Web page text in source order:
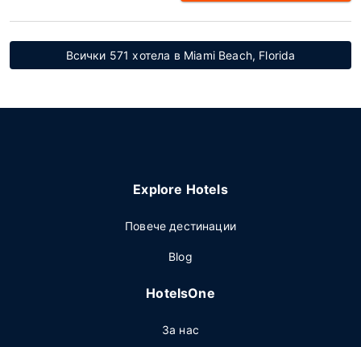
Всички 571 хотела в Miami Beach, Florida
Explore Hotels
Повече дестинации
Blog
HotelsOne
За нас